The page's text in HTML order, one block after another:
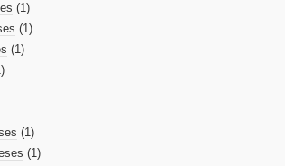
(1)
(1)
(1)
(1)
(1)